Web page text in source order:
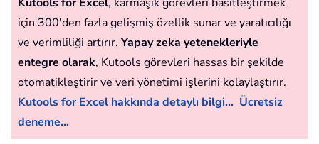
için 300'den fazla gelişmiş özellik sunar ve yaratıcılığı
ve verimliliği artırır. Yapay zeka yetenekleriyle
entegre olarak, Kutools görevleri hassas bir şekilde
otomatikleştirir ve veri yönetimi işlerini kolaylaştırır.
Kutools for Excel hakkında detaylı bilgi... Ücretsiz
deneme...